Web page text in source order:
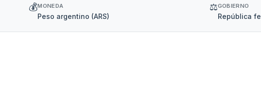
💰MONEDA
Peso argentino (ARS)
⚖️GOBIERNO
República